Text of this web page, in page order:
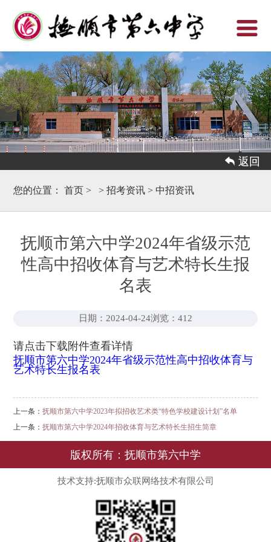
 返回
您的位置： 首页 > >招考资讯 > 中招资讯
抚顺市第六中学2024年省级示范
性高中招收体育与艺术特长生报
名表
日期：2024-04-24浏览： 412
请点击下载附件查看详情
抚顺市第六中学2024年省级示范性高中招收体育与
艺术特长生报名表
上一条：抚顺市第六中学2023年拟招收艺术类“特色学校建设计划”名单
上一条：抚顺市第六中学2024年招收体育与艺术特长生招生简章
版权所有：抚顺市第六中学
技术支持:抚顺市众联网络技术有限公司